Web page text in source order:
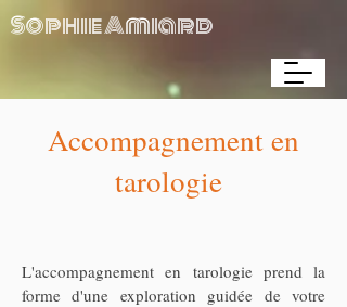
Sophie Amiard
Accompagnement en
tarologie
L'accompagnement en tarologie prend la
forme d'une exploration guidée de votre